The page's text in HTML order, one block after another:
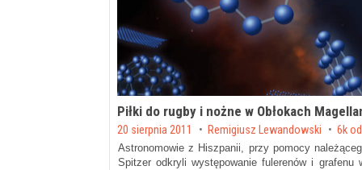
Piłki do rugby i nożne w Obłokach
Posted on
20 sierpnia 2011 by Remigiusz Lewandowski 6k
Astronomowie z Hiszpanii, przy pomocy
Spitzer odkryli występowanie fulerenów i grafenu